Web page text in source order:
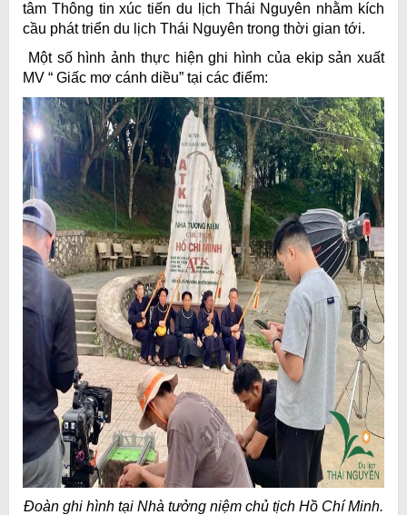
tâm Thông tin xúc tiến du lịch Thái Nguyên nhằm kích
cầu phát triển du lịch Thái Nguyên trong thời gian tới.
Một số hình ảnh thực hiện ghi hình của ekip sản xuất
MV “ Giấc mơ cánh diều” tại các điểm:
Đoàn ghi hình tại Nhà tưởng niệm chủ tịch Hồ Chí Minh.